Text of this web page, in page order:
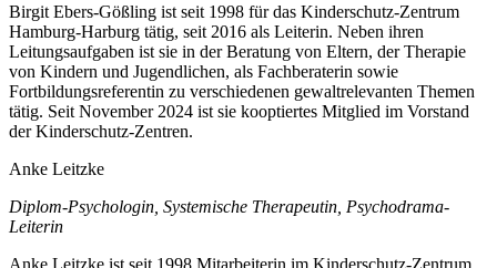
Birgit Ebers-Gößling ist seit 1998 für das Kinderschutz-Zentrum
Hamburg-Harburg tätig, seit 2016 als Leiterin. Neben ihren
Leitungsaufgaben ist sie in der Beratung von Eltern, der Therapie
von Kindern und Jugendlichen, als Fachberaterin sowie
Fortbildungsreferentin zu verschiedenen gewaltrelevanten Themen
tätig. Seit November 2024 ist sie kooptiertes Mitglied im Vorstand
der Kinderschutz-Zentren.
Anke Leitzke
Diplom-Psychologin, Systemische Therapeutin, Psychodrama-
Leiterin
Anke Leitzke ist seit 1998 Mitarbeiterin im Kinderschutz-Zentrum